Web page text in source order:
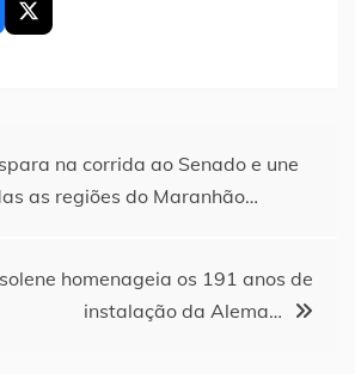
na corrida ao Senado e une
as regiões do Maranhão…
homenageia os 191 anos de
instalação da Alema…